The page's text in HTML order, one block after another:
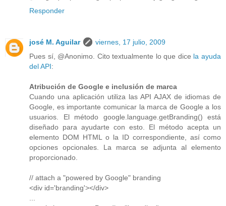
Responder
josé M. Aguilar
viernes, 17 julio, 2009
Pues sí, @Anonimo. Cito textualmente lo que dice la ayuda
del API:
Atribución de Google e inclusión de marca
Cuando una aplicación utiliza las API AJAX de idiomas de
Google, es importante comunicar la marca de Google a los
usuarios. El método google.language.getBranding() está
diseñado para ayudarte con esto. El método acepta un
elemento DOM HTML o la ID correspondiente, así como
opciones opcionales. La marca se adjunta al elemento
proporcionado.
// attach a "powered by Google" branding
<div id='branding'></div>